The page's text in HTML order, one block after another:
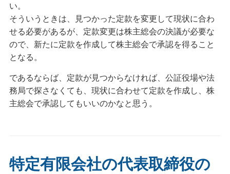
い。
そういうときは、見つかった定款を変更して現状に合わ
せる必要があるが、定款変更は株主総会の決議が必要な
ので、新たに定款を作成して株主総会で承認を得ること
となる。
であるならば、定款が見つからなければ、公証役場や法
務局で探さなくても、現状に合わせて定款を作成し、株
主総会で承認してもいいのかなと思う。
特定有限会社の代表取締役の